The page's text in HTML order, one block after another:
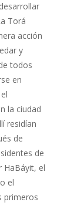
Torá
acción
y
todos
en
la ciudad
residían
de
de
HaBáyit, el
el
primeros